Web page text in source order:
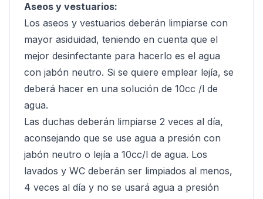
Aseos y vestuarios:
Los aseos y vestuarios deberán limpiarse con
mayor asiduidad, teniendo en cuenta que el
mejor desinfectante para hacerlo es el agua
con jabón neutro. Si se quiere emplear lejía, se
deberá hacer en una solución de 10cc /l de
agua.
Las duchas deberán limpiarse 2 veces al día,
aconsejando que se use agua a presión con
jabón neutro o lejía a 10cc/l de agua. Los
lavados y WC deberán ser limpiados al menos,
4 veces al día y no se usará agua a presión